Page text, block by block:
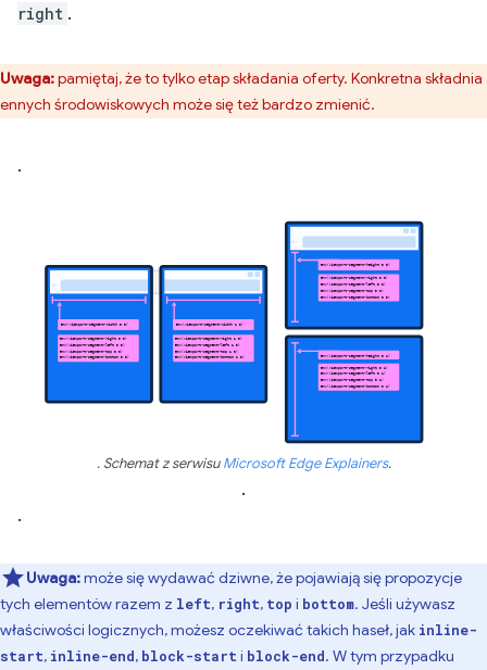
right .
Uwaga:pamiętaj, że to tylko etap składania oferty. Konkretna składnia
środowiskowych może się też bardzo zmienić.
.
. Schemat z serwisuMicrosoft Edge Explainers.
.
.
Uwaga:może się wydawać dziwne, że pojawiają się propozycje
tych elementów razem z left, right, top i bottom. Jeśli używasz
właściwości logicznych, możesz oczekiwać takich haseł, jak inline-
start, inline-end, block-starti block-end. W tym przypadku